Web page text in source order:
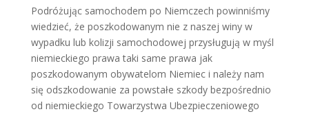
Podróżując samochodem po Niemczech powinniśmy
wiedzieć, że poszkodowanym nie z naszej winy w
wypadku lub kolizji samochodowej przysługują w myśl
niemieckiego prawa taki same prawa jak
poszkodowanym obywatelom Niemiec i należy nam
się odszkodowanie za powstałe szkody bezpośrednio
od niemieckiego Towarzystwa Ubezpieczeniowego